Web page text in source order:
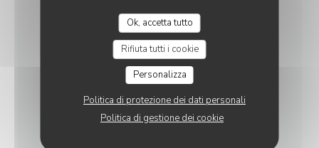
Ok, accetta tutto
Rifiuta tutti i cookie
Personalizza
Politica di protezione dei dati personali
Politica di gestione dei cookie
PRATICHE
CUCINA
cocktail, Formaggio, Negozio di specialità
TIPOLOGIA